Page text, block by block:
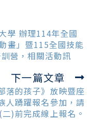
學 辦理114年全國
畫」暨115全國技能
營，相關活動訊
下一篇文章
落的孩子》放映暨座
人踴躍報名參加，請
)前完成線上報名。